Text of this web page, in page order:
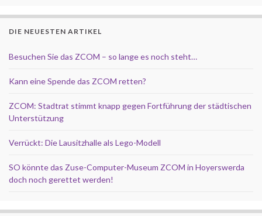
DIE NEUESTEN ARTIKEL
Besuchen Sie das ZCOM – so lange es noch steht…
Kann eine Spende das ZCOM retten?
ZCOM: Stadtrat stimmt knapp gegen Fortführung der städtischen
Unterstützung
Verrückt: Die Lausitzhalle als Lego-Modell
SO könnte das Zuse-Computer-Museum ZCOM in Hoyerswerda
doch noch gerettet werden!